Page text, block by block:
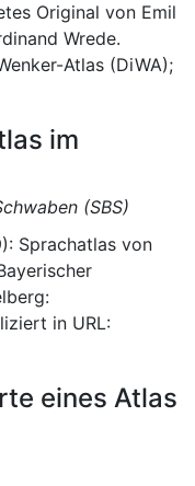
Original von Emil
Wrede.
Atlas (DiWA);
im
(SBS)
Sprachatlas von
in URL:
eines Atlas